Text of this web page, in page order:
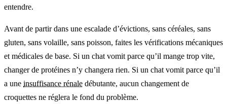
entendre.
Avant de partir dans une escalade d’évictions, sans céréales, sans
gluten, sans volaille, sans poisson, faites les vérifications mécaniques
et médicales de base. Si un chat vomit parce qu’il mange trop vite,
changer de protéines n’y changera rien. Si un chat vomit parce qu’il
a une insuffisance rénale débutante, aucun changement de
croquettes ne réglera le fond du problème.